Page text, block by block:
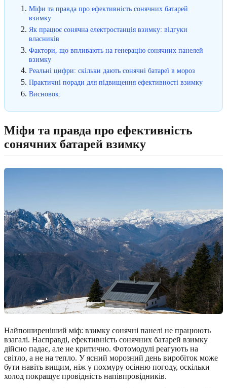
Міфи та правда про ефективність сонячних батарей
взимку
Як працює сонячна електростанція взимку: відгуки
власників
Фактори, що впливають на генерацію сонячних панелей
взимку
Реальні цифри: скільки дають сонячні батареї в мороз
Практичні поради для підвищення ефективності взимку
Висновок:
Міфи та правда про ефективність
сонячних батарей взимку
Найпоширеніший міф: взимку сонячні панелі не працюють
взагалі. Насправді, ефективність сонячних батарей взимку
дійсно падає, але не критично. Фотомодулі реагують на
світло, а не на тепло. У ясний морозний день виробіток може
бути навіть вищим, ніж у похмуру осінню погоду, оскільки
холод покращує провідність напівпровідників.